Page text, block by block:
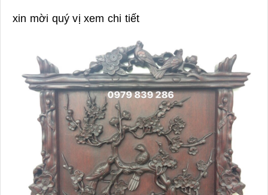
xin mời quý vị xem chi tiết